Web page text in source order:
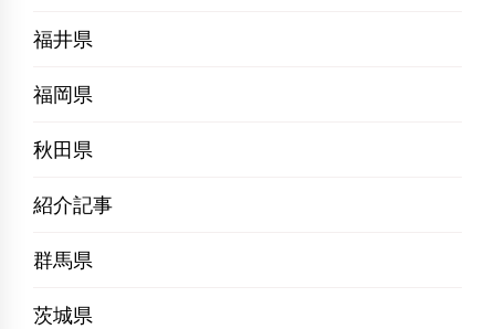
福井県
福岡県
秋田県
紹介記事
群馬県
茨城県